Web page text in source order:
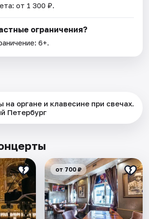
от 1 300 ₽.
ограничения?
6+.
на органе и клавесине при свечах.
Петербург
от 700 ₽